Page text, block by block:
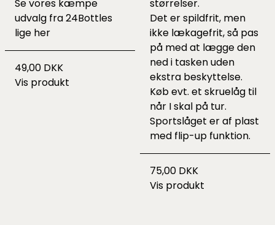
Se vores kæmpe
udvalg fra 24Bottles
lige her
49,00 DKK
Vis produkt
størrelser.
Det er spildfrit, men
ikke lækagefrit, så pas
på med at lægge den
ned i tasken uden
ekstra beskyttelse.
Køb evt. et skruelåg til
når I skal på tur.
Sportslåget er af plast
med flip-up funktion.
75,00 DKK
Vis produkt